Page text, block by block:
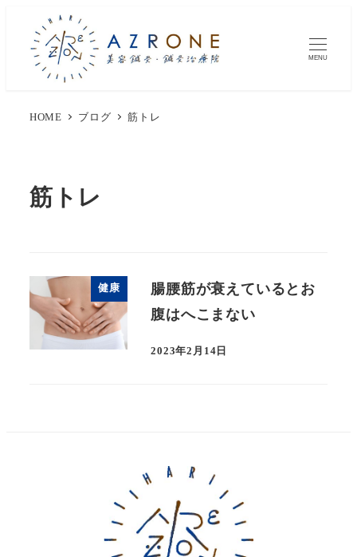
MENU
HOME ブログ 筋トレ
筋トレ
健康
腸腰筋が衰えているとお
腹はへこまない
2023年2月14日